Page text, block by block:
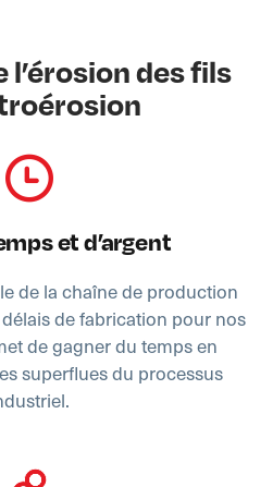
l’érosion des fils
et d’argent
de la chaîne de production
de fabrication pour nos
de gagner du temps en
superflues du processus